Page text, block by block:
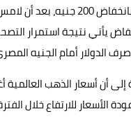
له عند 5235 جنيهًا.
يأتي نتيجة استمرار
الدولار أمام الجنيه
الأسعار للارتفاع خلال